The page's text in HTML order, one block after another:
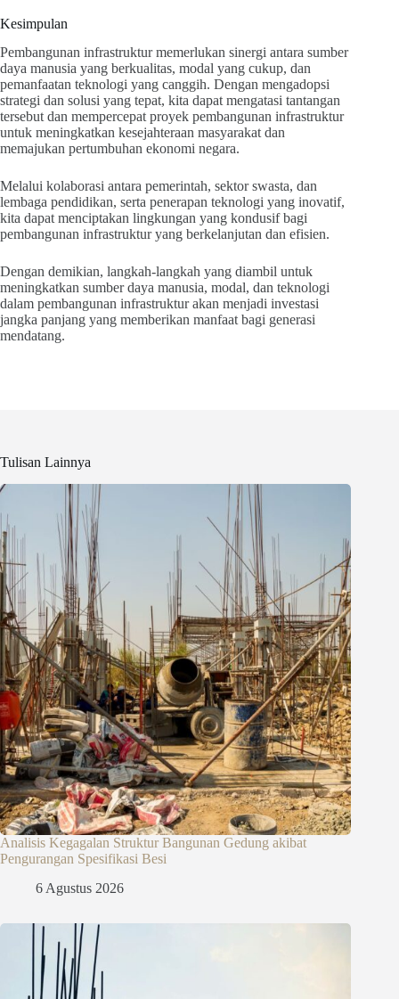
Kesimpulan
Pembangunan infrastruktur memerlukan sinergi antara sumber
daya manusia yang berkualitas, modal yang cukup, dan
pemanfaatan teknologi yang canggih. Dengan mengadopsi
strategi dan solusi yang tepat, kita dapat mengatasi tantangan
tersebut dan mempercepat proyek pembangunan infrastruktur
untuk meningkatkan kesejahteraan masyarakat dan
memajukan pertumbuhan ekonomi negara.
Melalui kolaborasi antara pemerintah, sektor swasta, dan
lembaga pendidikan, serta penerapan teknologi yang inovatif,
kita dapat menciptakan lingkungan yang kondusif bagi
pembangunan infrastruktur yang berkelanjutan dan efisien.
Dengan demikian, langkah-langkah yang diambil untuk
meningkatkan sumber daya manusia, modal, dan teknologi
dalam pembangunan infrastruktur akan menjadi investasi
jangka panjang yang memberikan manfaat bagi generasi
mendatang.
Tulisan Lainnya
Analisis Kegagalan Struktur Bangunan Gedung akibat
Pengurangan Spesifikasi Besi
6 Agustus 2026